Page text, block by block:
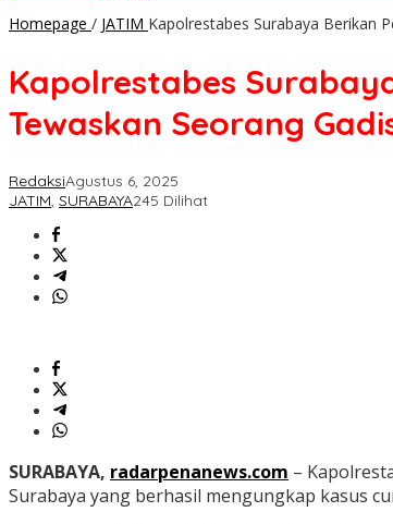
Homepage / JATIM Kapolrestabes Surabaya Berikan
Kapolrestabes
Tewaskan Seorang
RedaksiAgustus 6, 2025
JATIM, SURABAYA245 Dilihat
SURABAYA, radarpenanews.com –
Surabaya yang berhasil mengungkap kasus